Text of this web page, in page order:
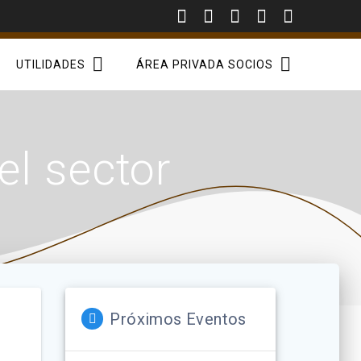
UTILIDADES ÁREA PRIVADA SOCIOS
sector
Próximos Eventos